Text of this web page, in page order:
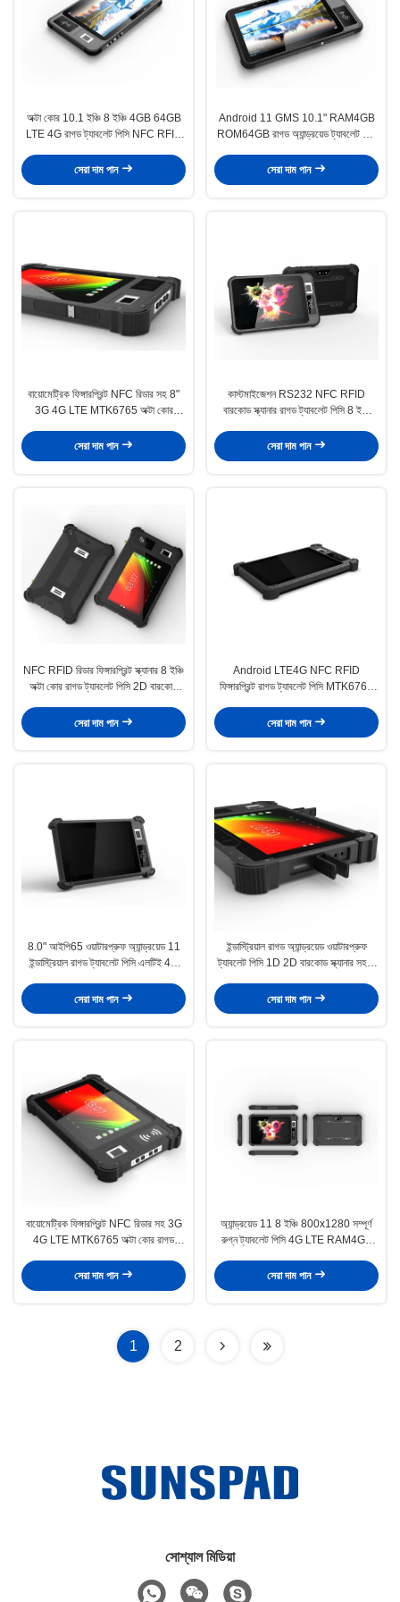
অক্টা কোর 10.1 ইঞ্চি 8 ইঞ্চি 4GB 64GB
LTE 4G রাগড ট্যাবলেট পিসি NFC RFID
সেরা দাম পান
Android 11 GMS 10.1" RAM4GB
ROM64GB রাগড অ্যান্ড্রয়েড ট্যাবলেট পিসি
সেরা দাম পান
বায়োমেট্রিক ফিঙ্গারপ্রিন্ট NFC রিডার সহ 8"
3G 4G LTE MTK6765 অক্টা কোর
সেরা দাম পান
কাস্টমাইজেশন RS232 NFC RFID
বারকোড স্ক্যানার রাগড ট্যাবলেট পিসি 8 ইঞ্চি
সেরা দাম পান
NFC RFID রিডার ফিঙ্গারপ্রিন্ট স্ক্যানার 8 ইঞ্চি
অক্টা কোর রাগড ট্যাবলেট পিসি 2D বারকোড
সেরা দাম পান
Android LTE4G NFC RFID
ফিঙ্গারপ্রিন্ট রাগড ট্যাবলেট পিসি MTK6761
সেরা দাম পান
8.0" আইপি65 ওয়াটারপ্রুফ অ্যান্ড্রয়েড 11
ইন্ডাস্ট্রিয়াল রাগড ট্যাবলেট পিসি এলটিই 4জি
সেরা দাম পান
ইন্ডাস্ট্রিয়াল রাগড অ্যান্ড্রয়েড ওয়াটারপ্রুফ
ট্যাবলেট পিসি 1D 2D বারকোড স্ক্যানার সহ 8
সেরা দাম পান
বায়োমেট্রিক ফিঙ্গারপ্রিন্ট NFC রিডার সহ 3G
4G LTE MTK6765 অক্টা কোর রাগড
সেরা দাম পান
অ্যান্ড্রয়েড 11 8 ইঞ্চি 800x1280 সম্পূর্ণ
রুগ্ন ট্যাবলেট পিসি 4G LTE RAM4GB
সেরা দাম পান
1 2
সোশ্যাল মিডিয়া